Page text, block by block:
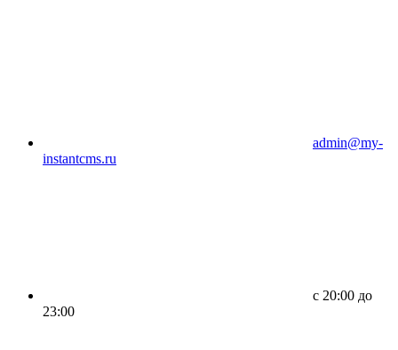
admin@my-
instantcms.ru
c 20:00 до
23:00